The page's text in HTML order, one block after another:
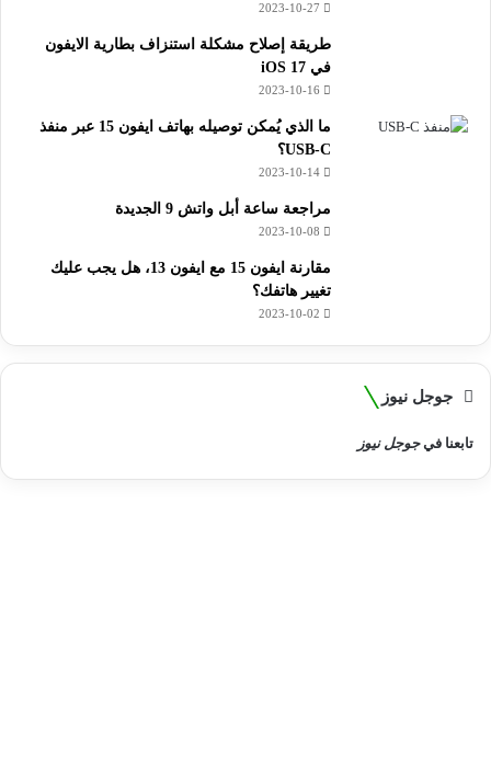
2023-10-27
طريقة إصلاح مشكلة استنزاف بطارية الايفون
في iOS 17
2023-10-16
ما الذي يُمكن توصيله بهاتف ايفون 15 عبر منفذ
USB-C؟
2023-10-14
مراجعة ساعة أبل واتش 9 الجديدة
2023-10-08
مقارنة ايفون 15 مع ايفون 13، هل يجب عليك
تغيير هاتفك؟
2023-10-02
جوجل نيوز
تابعنا فيجوجل نيوز